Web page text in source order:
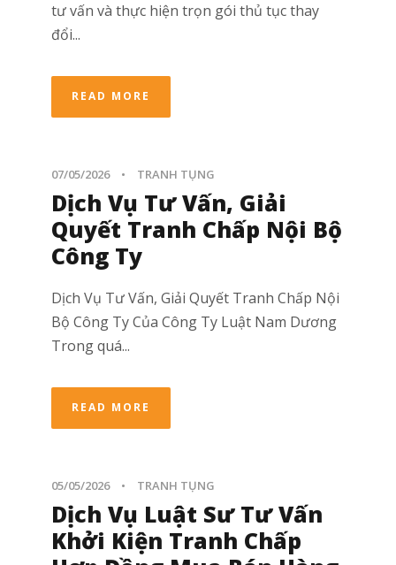
tư vấn và thực hiện trọn gói thủ tục thay
đổi...
READ MORE
07/05/2026 • TRANH TỤNG
Dịch Vụ Tư Vấn, Giải
Quyết Tranh Chấp Nội Bộ
Công Ty
Dịch Vụ Tư Vấn, Giải Quyết Tranh Chấp Nội
Bộ Công Ty Của Công Ty Luật Nam Dương
Trong quá...
READ MORE
05/05/2026 • TRANH TỤNG
Dịch Vụ Luật Sư Tư Vấn
Khởi Kiện Tranh Chấp